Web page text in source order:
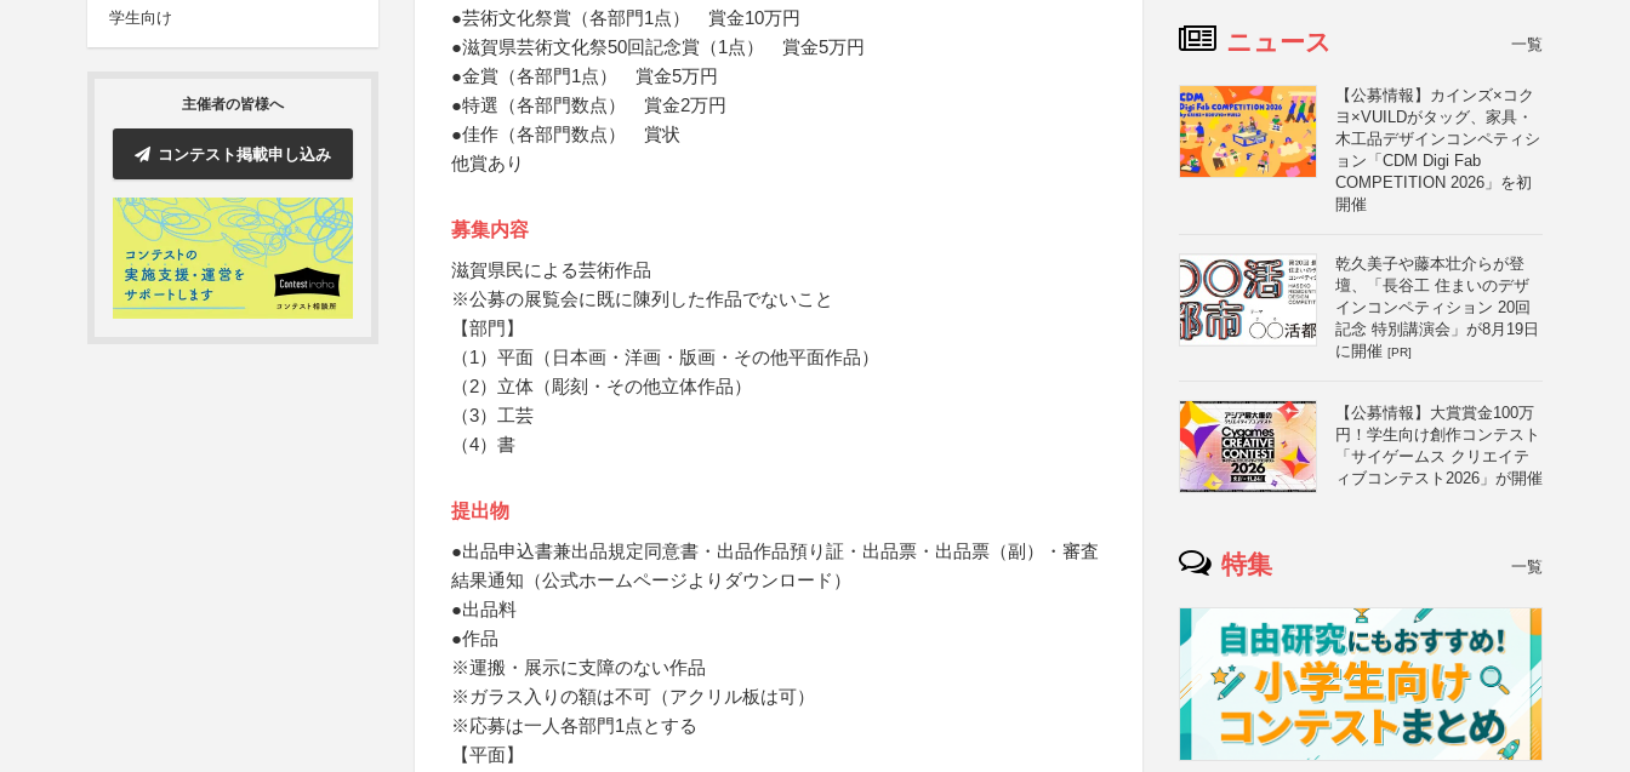
学生向け
主催者の皆様へ
コンテスト掲載申し込み
●芸術文化祭賞（各部門1点） 賞金10万円
●滋賀県芸術文化祭50回記念賞（1点） 賞金5万円
●金賞（各部門1点） 賞金5万円
●特選（各部門数点） 賞金2万円
●佳作（各部門数点） 賞状
他賞あり
募集内容
滋賀県民による芸術作品
※公募の展覧会に既に陳列した作品でないこと
【部門】
（1）平面（日本画・洋画・版画・その他平面作品）
（2）立体（彫刻・その他立体作品）
（3）工芸
（4）書
提出物
●出品申込書兼出品規定同意書・出品作品預り証・出品票・出品票（副）・審査
結果通知（公式ホームページよりダウンロード）
●出品料
●作品
※運搬・展示に支障のない作品
※ガラス入りの額は不可（アクリル板は可）
※応募は一人各部門1点とする
【平面】
ニュース 一覧
【公募情報】カインズ×コク
ヨ×VUILDがタッグ、家具・
木工品デザインコンペティシ
ョン「CDM Digi Fab
COMPETITION 2026」を初
開催
乾久美子や藤本壮介らが登
壇、「長谷工 住まいのデザ
インコンペティション 20回
記念 特別講演会」が8月19日
に開催 [PR]
【公募情報】大賞賞金100万
円！学生向け創作コンテスト
「サイゲームス クリエイテ
ィブコンテスト2026」が開催
特集 一覧